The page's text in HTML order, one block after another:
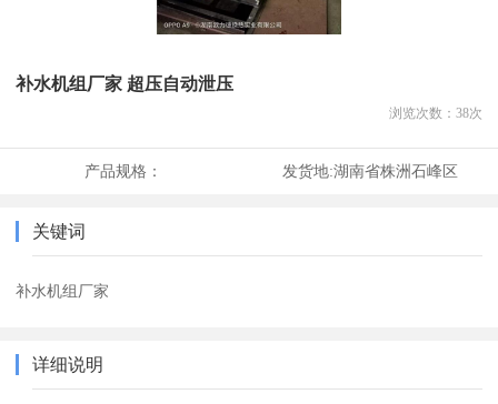
补水机组厂家 超压自动泄压
浏览次数： 38次
产品规格： 发货地:湖南省株洲石峰区
关键词
补水机组厂家
详细说明